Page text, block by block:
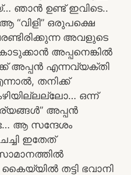
ഞാൻ ഉണ്ട് ഇവിടെ..
ആ “വിളി” ഒരുപക്ഷെ
അവളുടെ
അപ്പനെങ്കിൽ
അപ്പൻ എന്നവ്യക്തി
തനിക്ക്
ഒന്ന്
അപ്പൻ
ആ സന്ദേശം
ഇതേത്
തട്ടി ഭവാനി